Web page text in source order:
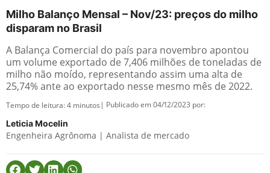
Milho Balanço Mensal – Nov/23: preços do milho
disparam no Brasil
A Balança Comercial do país para novembro apontou
um volume exportado de 7,406 milhões de toneladas de
milho não moído, representando assim uma alta de
25,74% ante ao exportado nesse mesmo mês de 2022.
Tempo de leitura:4 minutos | Publicado em 04/12/2023 por:
Leticia Mocelin
Engenheira Agrônoma | Analista de mercado